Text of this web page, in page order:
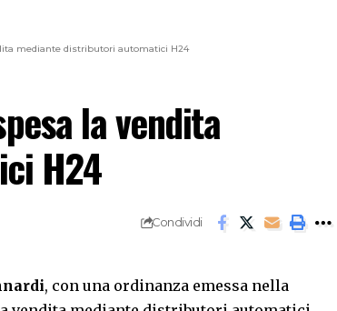
mediante distributori automatici H24
la vendita
H24
Condividi
, con una ordinanza emessa nella